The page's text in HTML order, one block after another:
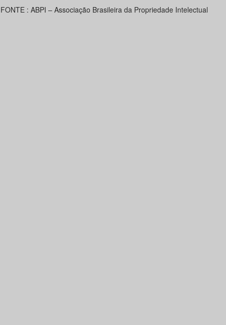
FONTE : ABPI – Associação Brasileira da Propriedade Intelectual